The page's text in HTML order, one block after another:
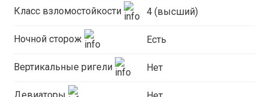
Класс взломостойкости 4 (высший)
Ночной сторож Есть
Вертикальные ригели Нет